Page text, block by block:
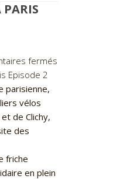
PARIS
fermés
Episode 2
parisienne,
vélos
de Clichy,
des
friche
en plein